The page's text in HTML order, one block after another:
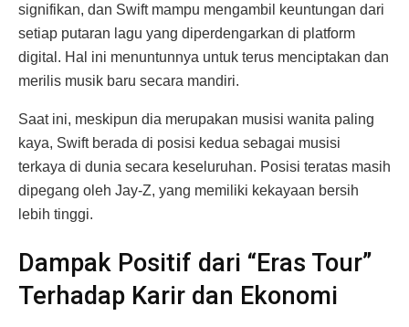
signifikan, dan Swift mampu mengambil keuntungan dari
setiap putaran lagu yang diperdengarkan di platform
digital. Hal ini menuntunnya untuk terus menciptakan dan
merilis musik baru secara mandiri.
Saat ini, meskipun dia merupakan musisi wanita paling
kaya, Swift berada di posisi kedua sebagai musisi
terkaya di dunia secara keseluruhan. Posisi teratas masih
dipegang oleh Jay-Z, yang memiliki kekayaan bersih
lebih tinggi.
Dampak Positif dari “Eras Tour”
Terhadap Karir dan Ekonomi